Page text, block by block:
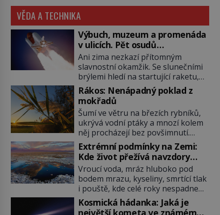
VĚDA A TECHNIKA
Výbuch, muzeum a promenáda
v ulicích. Pět osudů
nejslavnějších raketoplánů
Ani zima nezkazí přítomným
slavnostní okamžik. Se slunečními
brýlemi hledí na startující raketu,
která má do vesmíru vynést kromě
posádky také obyčejnou učitelku.
Po několika sekundách všem
ztuhnou úsměvy, stroj totiž
exploduje. Jejich konstrukce není
z levného kraje, daňové poplatníky
stojí miliardy dolarů. Na druhou
stranu zvládnou jen představitelné
věci. Na malé kousky Název:
Columbia První […]
Rákos: Nenápadný poklad z
mokřadů
Šumí ve větru na březích rybníků,
ukrývá vodní ptáky a mnozí kolem
něj procházejí bez povšimnutí.
Přesto právě rákos pomáhal stavět
domy, vyrábět lodě, zapisovat první
texty a inspiroval řadu pověstí.
Tato skromná, ale užitečná
rostlina provází člověka už tisíce
let. Většina lidí vnímá rákos jen jako
obyčejnou kulisu letního koupání.
Stačí se však podívat […]
Extrémní podmínky na Zemi:
Kde život přežívá navzdory
všemu
Vroucí voda, mráz hluboko pod
bodem mrazu, kyseliny, smrtící tlak
i pouště, kde celé roky nespadne
jediná kapka deště. Na první
pohled místa, kde nemůže
Kosmická hádanka: Jaká je
největší kometa ve známém